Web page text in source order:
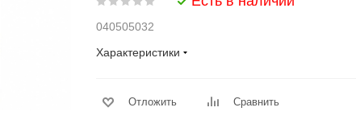
040505032
Характеристики
Отложить Сравнить